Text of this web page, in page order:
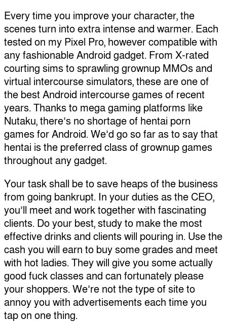
Every time you improve your character, the
scenes turn into extra intense and warmer. Each
tested on my Pixel Pro, however compatible with
any fashionable Android gadget. From X-rated
courting sims to sprawling grownup MMOs and
virtual intercourse simulators, these are one of
the best Android intercourse games of recent
years. Thanks to mega gaming platforms like
Nutaku, there’s no shortage of hentai porn
games for Android. We’d go so far as to say that
hentai is the preferred class of grownup games
throughout any gadget.
Your task shall be to save heaps of the business
from going bankrupt. In your duties as the CEO,
you’ll meet and work together with fascinating
clients. Do your best, study to make the most
effective drinks and clients will pouring in. Use the
cash you will earn to buy some grades and meet
with hot ladies. They will give you some actually
good fuck classes and can fortunately please
your shoppers. We’re not the type of site to
annoy you with advertisements each time you
tap on one thing.